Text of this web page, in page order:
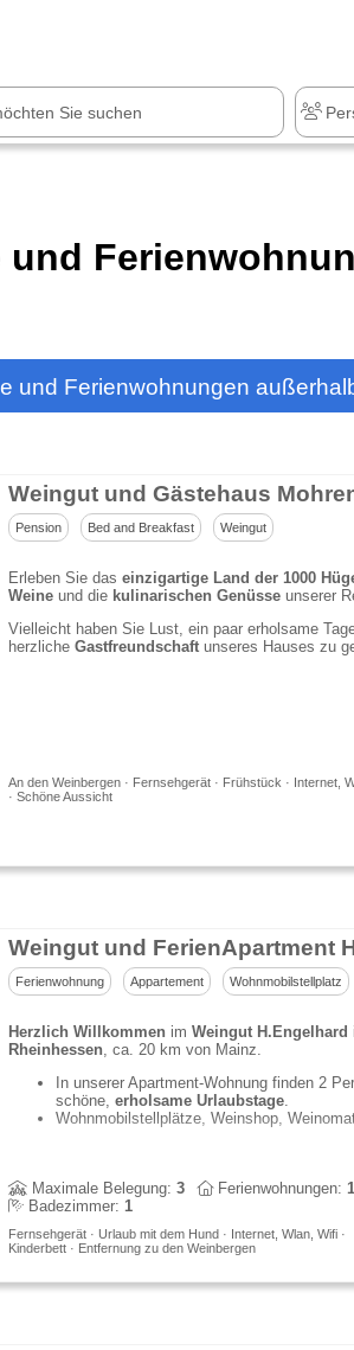
und Ferienwohnungen
Weingut und Gästehaus
Pension Bed and Breakfast Weingut
Erleben Sie das einzigartige Land der 1000
Weineund die kulinarischen Genüsseunserer
Vielleicht haben Sie Lust, ein paar erholsame
herzliche Gastfreundschaftunseres Hauses zu
An den Weinbergen · Fernsehgerät · Frühstück · Internet,
· Schöne Aussicht
Weingut und FerienApartment
Ferienwohnung Appartement Wohnmobilstellplatz
Herzlich Willkommen im Weingut H.Engelhard
Rheinhessen , ca. 20 km von Mainz.
In unserer Apartment-Wohnung finden 2
schöne, erholsame Urlaubstage.
Wohnmobilstellplätze, Weinshop,
Maximale Belegung: 3 Ferienwohnungen: 1
Badezimmer: 1
Fernsehgerät · Urlaub mit dem Hund · Internet, Wlan, Wifi ·
Kinderbett · Entfernung zu den Weinbergen